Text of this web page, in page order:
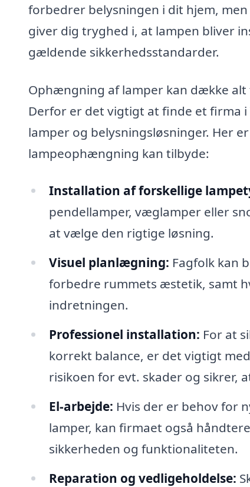
forbedrer belysningen i dit hjem,
giver dig tryghed i, at lampen bliver
gældende sikkerhedsstandarder.
Ophængning af lamper kan dække
Derfor er det vigtigt at finde et firma
lamper og belysningsløsninger. Her
lampeophængning kan tilbyde:
Installation af forskellige
pendellamper, væglamper eller
at vælge den rigtige løsning.
Visuel planlægning: Fagfolk kan
forbedre rummets æstetik, samt
indretningen.
Professionel installation: For at
korrekt balance, er det vigtigt
risikoen for evt. skader og sikrer,
El-arbejde: Hvis der er behov for
lamper, kan firmaet også
sikkerheden og funktionaliteten.
Reparation og vedligeholdelse: